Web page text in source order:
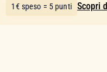
1€ speso = 5 punti Scopri